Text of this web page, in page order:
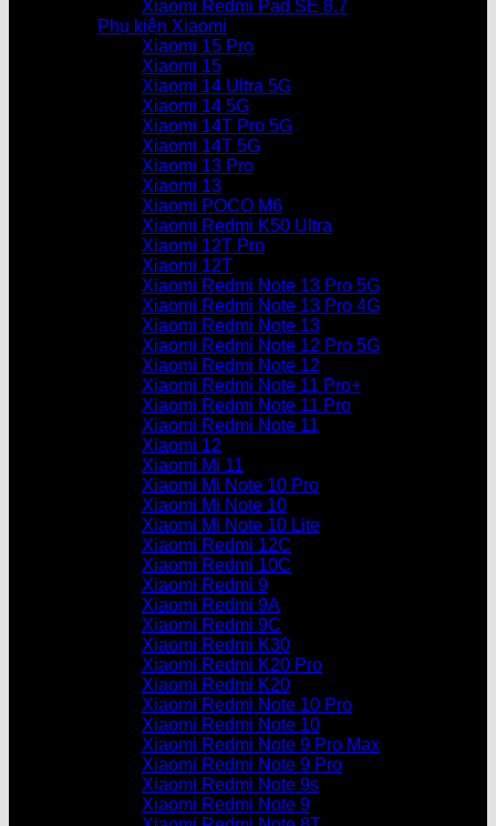
Xiaomi Redmi Pad SE 8.7
Phụ kiện Xiaomi
Xiaomi 15 Pro
Xiaomi 15
Xiaomi 14 Ultra 5G
Xiaomi 14 5G
Xiaomi 14T Pro 5G
Xiaomi 14T 5G
Xiaomi 13 Pro
Xiaomi 13
Xiaomi POCO M6
Xiaomi Redmi K50 Ultra
Xiaomi 12T Pro
Xiaomi 12T
Xiaomi Redmi Note 13 Pro 5G
Xiaomi Redmi Note 13 Pro 4G
Xiaomi Redmi Note 13
Xiaomi Redmi Note 12 Pro 5G
Xiaomi Redmi Note 12
Xiaomi Redmi Note 11 Pro+
Xiaomi Redmi Note 11 Pro
Xiaomi Redmi Note 11
Xiaomi 12
Xiaomi Mi 11
Xiaomi Mi Note 10 Pro
Xiaomi Mi Note 10
Xiaomi Mi Note 10 Lite
Xiaomi Redmi 12C
Xiaomi Redmi 10C
Xiaomi Redmi 9
Xiaomi Redmi 9A
Xiaomi Redmi 9C
Xiaomi Redmi K30
Xiaomi Redmi K20 Pro
Xiaomi Redmi K20
Xiaomi Redmi Note 10 Pro
Xiaomi Redmi Note 10
Xiaomi Redmi Note 9 Pro Max
Xiaomi Redmi Note 9 Pro
Xiaomi Redmi Note 9s
Xiaomi Redmi Note 9